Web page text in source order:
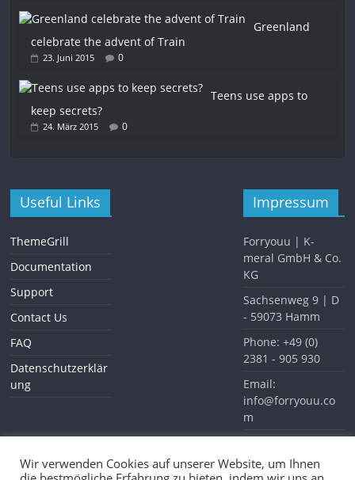
Greenland
celebrate the advent of Train
23. Juni 2015 0
Teens use apps to
keep secrets?
24. März 2015 0
Useful Links
ThemeGrill
Documentation
Support
Contact Us
FAQ
Datenschutzerklär
ung
Impressum
Forryouu | K-
meral GmbH & Co.
KG
Sachsenweg 9 | D
- 59073 Hamm
Phone: +49 (0)
2381 - 905 930
Email:
info@forryouu.co
m
www.forryouu.com
Wir verwenden Cookies auf unserer Website, um Ihnen